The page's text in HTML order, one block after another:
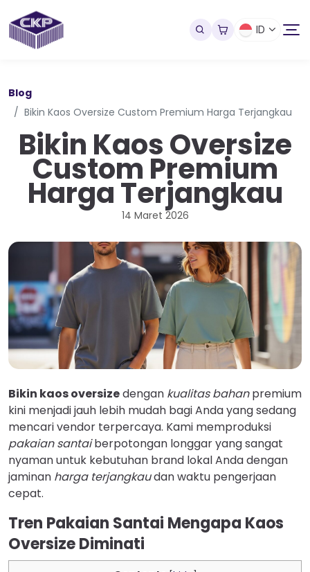
ID
Blog
Bikin Kaos Oversize Custom Premium Harga Terjangkau
Bikin Kaos Oversize
Custom Premium
Harga Terjangkau
14 Maret 2026
Bikin kaos oversizedengan kualitas bahanpremium
kini menjadi jauh lebih mudah bagi Anda yang sedang
mencari vendor terpercaya. Kami memproduksi
pakaian santaiberpotongan longgar yang sangat
nyaman untuk kebutuhan brand lokal Anda dengan
jaminan harga terjangkaudan waktu pengerjaan
cepat.
Tren Pakaian Santai Mengapa Kaos
Oversize Diminati